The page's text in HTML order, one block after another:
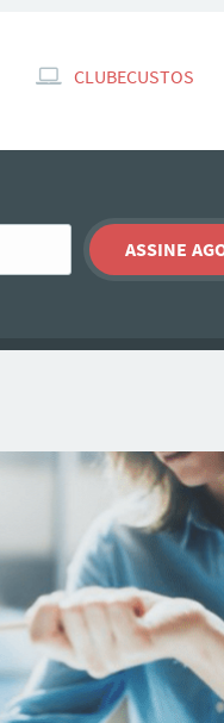
CLUBECUSTOS